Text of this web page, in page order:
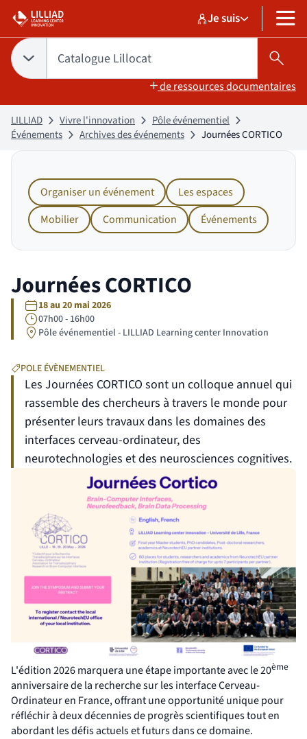
Aller
contenu
Aller
pied
de
page
Sélectionner un
Catalogue
sélectionné
Je suis MENU
Choix du périmètre de recherche :
CATALOGUE LILLOCAT
sélectionnéTapez votre recherche pour rechercher dans :
Catalogue Lillocat
de ressources documentaires
LILLIAD Vivre l'innovation
Pôle événementiel
Événements
Archives des événements Journées CORTICO
Organiser un événement
Les espaces
Mobilier
Communication Événements
Journées CORTICO
18au 20 mai 2026
07h00 - 16h00
LieuPôle événementiel - LILLIAD Learning center Innovation
POLE ÉVÈNEMENTIEL
Les Journées CORTICO sont un colloque annuel qui
rassemble des chercheurs à travers le monde pour
présenter leurs travaux dans les domaines des
interfaces cerveau-ordinateur, des
neurotechnologies et des neurosciences cognitives.
L'édition 2026 marquera une étape importante avec le 20ème
anniversaire de la recherche sur les interface Cerveau-
Ordinateur en France, offrant une opportunité unique pour
réfléchir à deux décennies de progrès scientifiques tout en
abordant les défis actuels et futurs dans ce domaine.